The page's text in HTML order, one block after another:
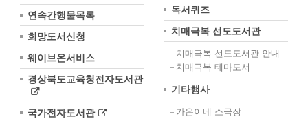
연속간행물목록
희망도서신청
웨이브온서비스
경상북도교육청전자도서관
국가전자도서관
독서퀴즈
치매극복 선도도서관
치매극복 선도도서관 안내
치매극복 테마도서
기타행사
가은이네 소극장